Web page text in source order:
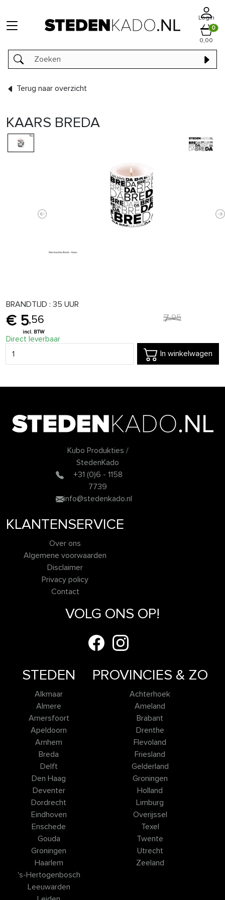
Login
0
0,00
Terug naar overzicht
KAARS BREDA
Previous
BRANDTIJD : 35 UUR
5,56 7,95
Direct leverbaar
In winkelwagen
Kubo Produkties /
StedenKado
+31 (0)6 - 1158
7739
info@stedenkado.nl
KLANTENSERVICE
Over ons
Algemene voorwaarden
Disclaimer
Privacy policy
Contact
STEDEN
Alkmaar
Almere
Amersfoort
Apeldoorn
Arnhem
Breda
Delft
Den Haag
Deventer
Dordrecht
Eindhoven
Enschede
Gouda
Groningen
Haarlem
's-Hertogenbosch
Leeuwarden
PROVINCIES & ZO
Achterhoek
Ameland
Brabant
Drenthe
Flevoland
Friesland
Gelderland
Groningen
Holland
Limburg
Overijssel
Texel
Twente
Utrecht
Zeeland
VOLG ONS OP!